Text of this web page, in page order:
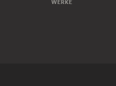
WERKE